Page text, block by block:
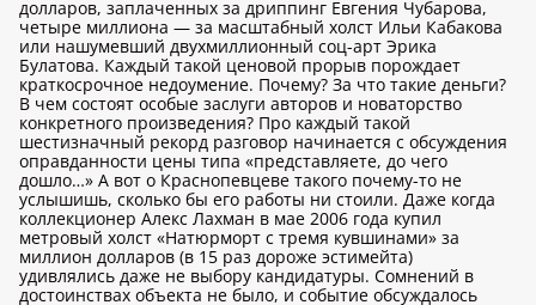
долларов, заплаченных за дриппинг Евгения Чубарова,
четыре миллиона — за масштабный холст Ильи Кабакова
или нашумевший двухмиллионный соц-арт Эрика
Булатова. Каждый такой ценовой прорыв порождает
краткосрочное недоумение. Почему? За что такие деньги?
В чем состоят особые заслуги авторов и новаторство
конкретного произведения? Про каждый такой
шестизначный рекорд разговор начинается с обсуждения
оправданности цены типа «представляете, до чего
дошло…» А вот о Краснопевцеве такого почему-то не
услышишь, сколько бы его работы ни стоили. Даже когда
коллекционер Алекс Лахман в мае 2006 года купил
метровый холст «Натюрморт с тремя кувшинами» за
миллион долларов (в 15 раз дороже эстимейта)
удивлялись даже не выбору кандидатуры. Сомнений в
достоинствах объекта не было, и событие обсуждалось